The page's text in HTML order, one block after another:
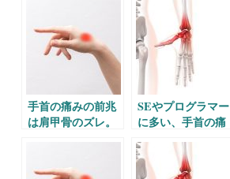
a
手首の痛みの前兆
は肩甲骨のズレ。
SEやプログラマー
に多い、手首の痛